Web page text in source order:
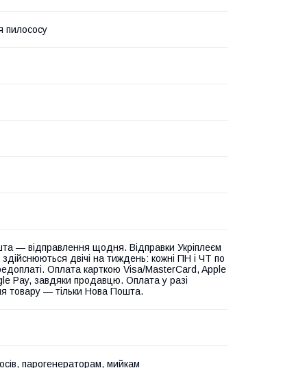
пилососу
— відправлення щодня. Відправки Укріплеєм
здійснюються двічі на тиждень: кожні ПН і ЧТ по
Оплата карткою Visa/MasterCard, Apple
Pay, завдяки продавцю. Оплата у разі
товару — тільки Нова Пошта.
парогенераторам, мийкам